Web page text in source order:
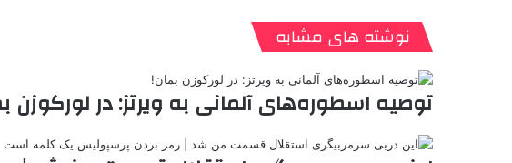
نرس
ت
a
k
e
م
ه
نوشته های مشابه
توصیه اسطوره‌های آلمانی به ویرتز: در لورکوزن